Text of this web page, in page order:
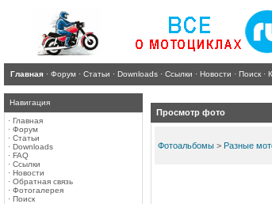
Главная · Форум · Статьи · Downloads · Ссылки · Новости · Поиск ·
Навигация
· Главная
· Форум
· Статьи
· Downloads
· FAQ
· Ссылки
· Новости
· Обратная связь
· Фотогалерея
· Поиск
Просмотр фото
Фотоальбомы > Разные